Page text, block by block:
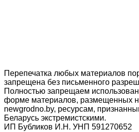
Перепечатка любых материалов
запрещена без письменного
Полностью запрещаем
форме материалов, размещенных
newgrodno.by, ресурсам,
Беларусь экстремистскими.
ИП Бубликов И.Н. УНП 591270652